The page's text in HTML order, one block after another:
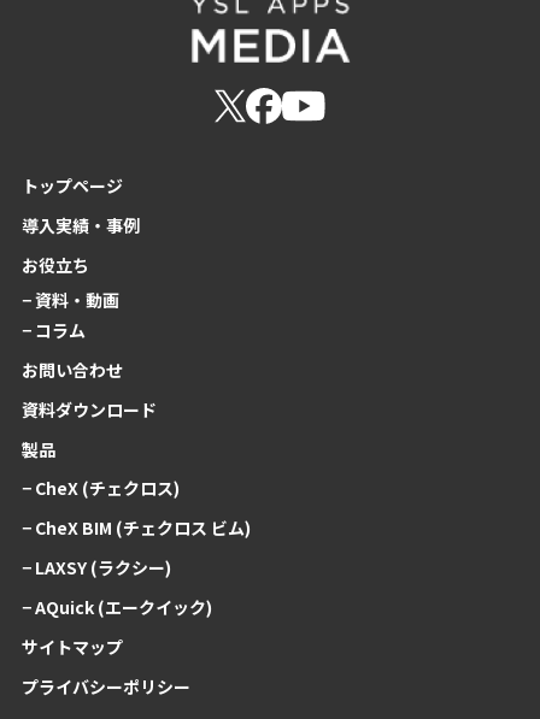
トップページ
導入実績・事例
お役立ち
− 資料・動画
− コラム
お問い合わせ
資料ダウンロード
製品
− CheX (チェクロス)
− CheX BIM (チェクロス ビム)
− LAXSY (ラクシー)
− AQuick (エークイック)
サイトマップ
プライバシーポリシー